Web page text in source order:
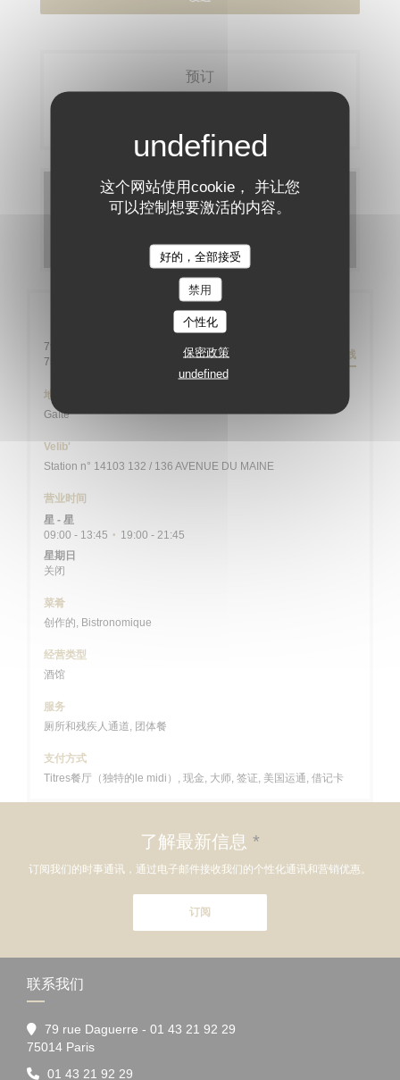
这个网站使用cookie， 并让您
可以控制想要激活的内容。
好的，全部接受
禁用
个性化
保密政策
undefined
预订
菜单
一般信息
79 rue Daguerre - 01 43 21 92 29
75014 Paris
((在新窗口中打开))
路线
地铁
Gaîté
Velib'
Station n° 14103 132 / 136 AVENUE DU MAINE
营业时间
星 - 星
09:00 - 13:45 •
19:00 - 21:45
星期日
关闭
菜肴
创作的, Bistronomique
经营类型
酒馆
服务
厕所和残疾人通道, 团体餐
支付方式
Titres餐厅（独特的le midi）, 现金, 大师, 签证, 美国运通, 借记卡
了解最新信息 *
订阅我们的时事通讯，通过电子邮件接收我们的个性化通讯和营销优惠。
订阅
联系我们
79 rue Daguerre - 01 43 21 92 29
75014 Paris((在新窗口中打开))
01 43 21 92 29